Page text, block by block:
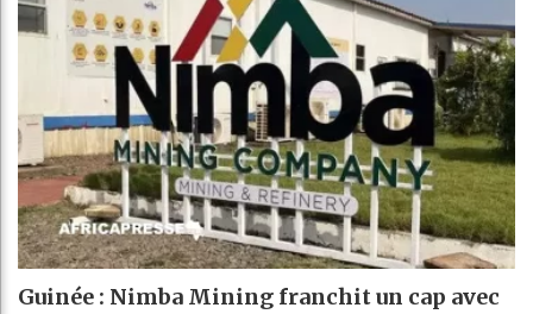
Guinée : Nimba Mining franchit un cap avec